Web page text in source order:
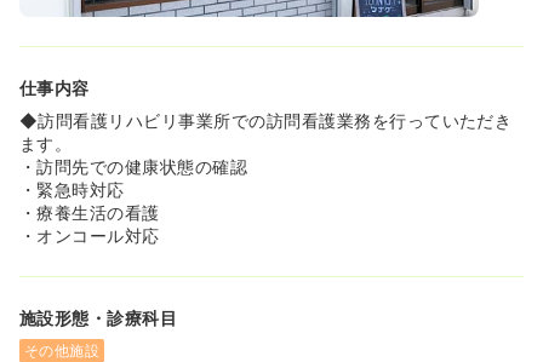
仕事内容
◆訪問看護リハビリ事業所での訪問看護業務を行っていただき
ます。
・訪問先での健康状態の確認
・緊急時対応
・療養生活の看護
・オンコール対応
施設形態・診療科目
その他施設